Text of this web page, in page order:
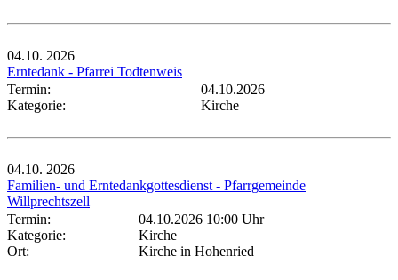
04.10. 2026
Erntedank - Pfarrei Todtenweis
Termin:
04.10.2026
Kategorie:
Kirche
04.10. 2026
Familien- und Erntedankgottesdienst - Pfarrgemeinde
Willprechtszell
Termin:
04.10.2026 10:00 Uhr
Kategorie:
Kirche
Ort:
Kirche in Hohenried